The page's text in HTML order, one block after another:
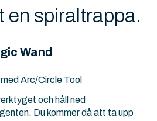
en spiraltrappa.
Wand
Arc/Circle Tool
och håll ned
Du kommer då att ta upp